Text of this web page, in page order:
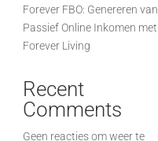
Forever FBO: Genereren van
Passief Online Inkomen met
Forever Living
Recent
Comments
Geen reacties om weer te